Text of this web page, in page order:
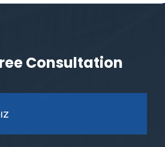
Consultation